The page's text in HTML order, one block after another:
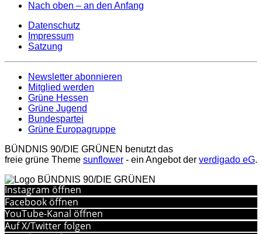
Nach oben – an den Anfang
Datenschutz
Impressum
Satzung
Newsletter abonnieren
Mitglied werden
Grüne Hessen
Grüne Jugend
Bundespartei
Grüne Europagruppe
BÜNDNIS 90/DIE GRÜNEN benutzt das
freie grüne Theme sunflower ‐ ein Angebot der verdigado eG.
Instagram öffnen
Facebook öffnen
YouTube-Kanal öffnen
Auf X/Twitter folgen